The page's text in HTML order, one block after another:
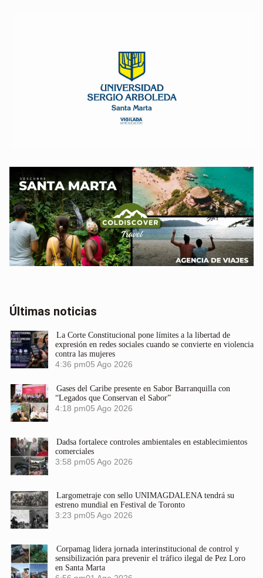
Últimas noticias
La Corte Constitucional pone límites a la libertad de
expresión en redes sociales cuando se convierte en violencia
contra las mujeres
4:36 pm05 Ago 2026
Gases del Caribe presente en Sabor Barranquilla con
“Legados que Conservan el Sabor”
4:18 pm05 Ago 2026
Dadsa fortalece controles ambientales en establecimientos
comerciales
3:58 pm05 Ago 2026
Largometraje con sello UNIMAGDALENA tendrá su
estreno mundial en Festival de Toronto
3:23 pm05 Ago 2026
Corpamag lidera jornada interinstitucional de control y
sensibilización para prevenir el tráfico ilegal de Pez Loro
en Santa Marta